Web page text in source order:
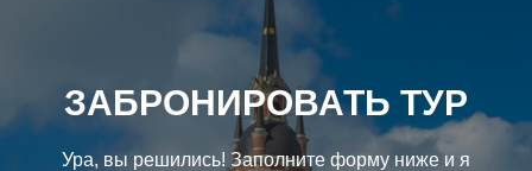
ЗАБРОНИРОВАТЬ ТУР
Ура, вы решились! Заполните форму ниже и я